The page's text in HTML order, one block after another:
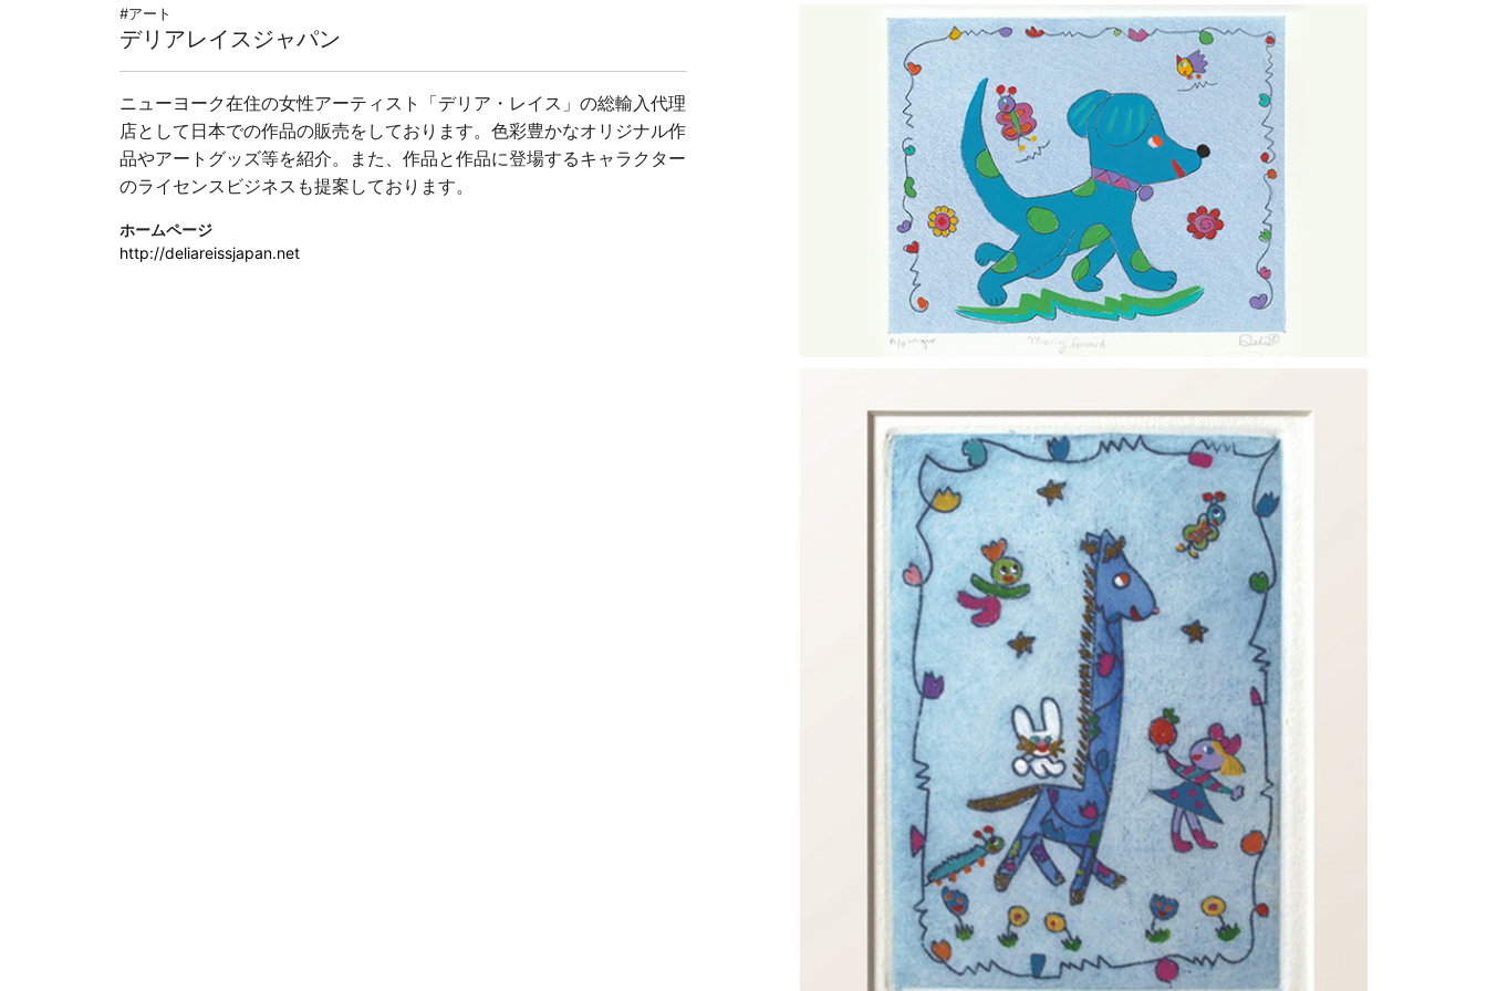
#アート
デリアレイスジャパン
ニューヨーク在住の女性アーティスト「デリア・レイス」の総輸入代理
店として日本での作品の販売をしております。色彩豊かなオリジナル作
品やアートグッズ等を紹介。また、作品と作品に登場するキャラクター
のライセンスビジネスも提案しております。
ホームページ
http://deliareissjapan.net